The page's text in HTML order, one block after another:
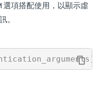
選項搭配使用，以顯示虛
。